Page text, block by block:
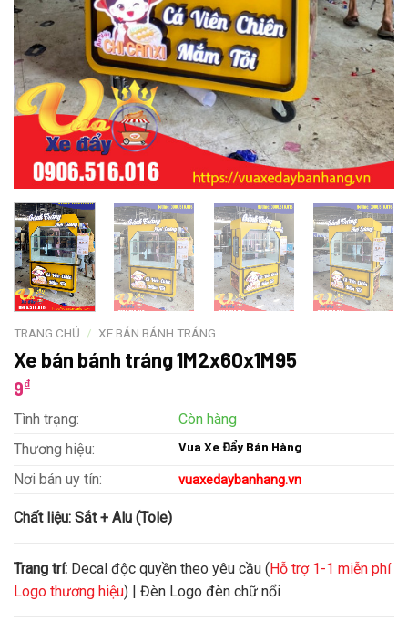
TRANG CHỦ / XE BÁN BÁNH TRÁNG
Xe bán bánh tráng 1M2x60x1M95
9₫
Tình trạng:
Còn hàng
Thương hiệu:
Vua Xe Đẩy Bán Hàng
Nơi bán uy tín: vuaxedaybanhang.vn
Chất liệu: Sắt + Alu (Tole)
Trang trí: Decal độc quyền theo yêu cầu (Hỗ trợ 1-1 miễn phí
Logo thương hiệu) | Đèn Logo đèn chữ nổi